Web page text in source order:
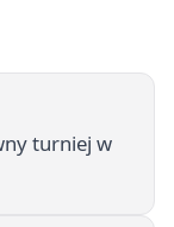
turniej w